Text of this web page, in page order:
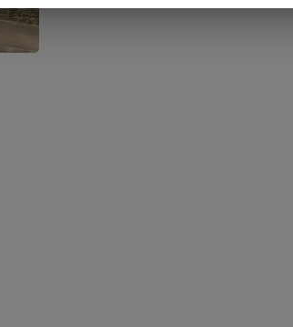
en ce sens : La circulation et le